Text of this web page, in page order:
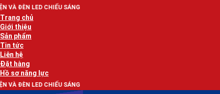
Bỏ
qua
nội
dung
SÁNG
Trang chủ
Giới thiệu
Sản phẩm
Tin tức
Liên hệ
Đặt hàng
Hồ sơ năng lực
SÁNG